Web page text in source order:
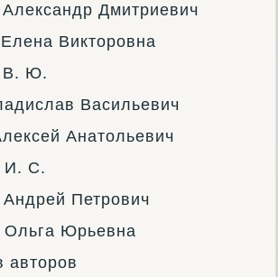
Дмитриевич
Викторовна
В. Ю.
Васильевич
Анатольевич
И. С.
Петрович
Ольга Юрьевна
авторов